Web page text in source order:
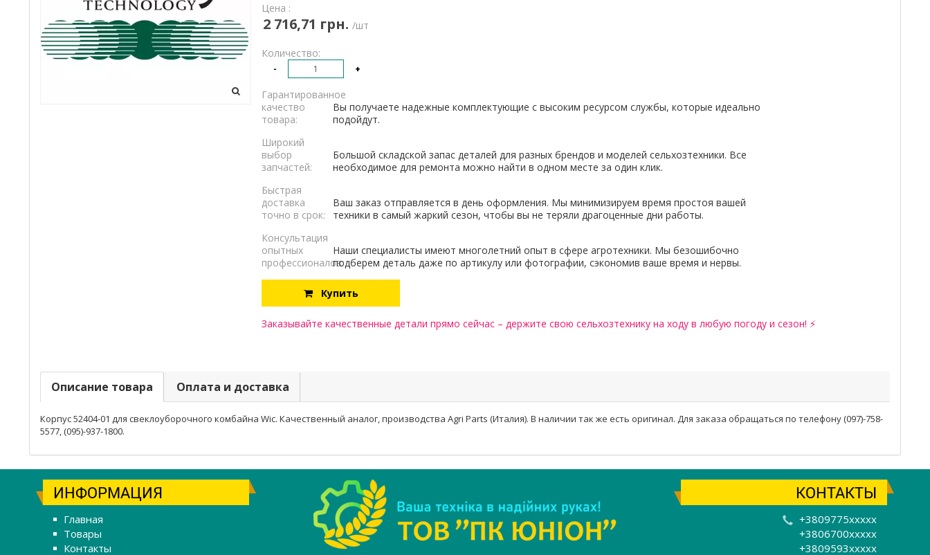
Цена :
2 716,71 грн. /шт
Количество:
- +
Гарантированное
качество
товара:
Вы получаете надежные комплектующие с высоким ресурсом службы, которые идеально
подойдут.
Широкий
выбор
запчастей:
Большой складской запас деталей для разных брендов и моделей сельхозтехники. Все
необходимое для ремонта можно найти в одном месте за один клик.
Быстрая
доставка
точно в срок:
Ваш заказ отправляется в день оформления. Мы минимизируем время простоя вашей
техники в самый жаркий сезон, чтобы вы не теряли драгоценные дни работы.
Консультация
опытных
профессионалов:
Наши специалисты имеют многолетний опыт в сфере агротехники. Мы безошибочно
подберем деталь даже по артикулу или фотографии, сэкономив ваше время и нервы.
Купить
Заказывайте качественные детали прямо сейчас – держите свою сельхозтехнику на ходу в любую погоду и сезон! ⚡
Описание товара Оплата и доставка
Корпус 52404-01 для свеклоуборочного комбайна Wic. Качественный аналог, производства Agri Parts (Италия). В наличии так же есть оригинал. Для заказа обращаться по телефону (097)-758-
5577, (095)-937-1800.
ИНФОРМАЦИЯ
Главная
Товары
Контакты
КОНТАКТЫ
+3809775xxxxx
+3806700xxxxx
+3809593xxxxx